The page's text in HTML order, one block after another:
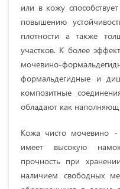
или в кожу
повышению
плотности а также
участков. К более
мочевино-
формальдегидные и
композитные
обладают как
Кожа чисто мочевино -
имеет высокую
прочность при
наличием свободных